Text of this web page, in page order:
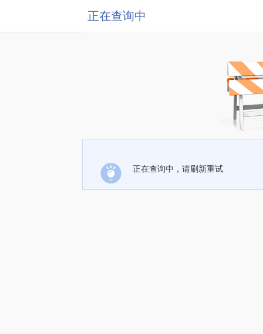
正在查询中
正在查询中，请刷新重试